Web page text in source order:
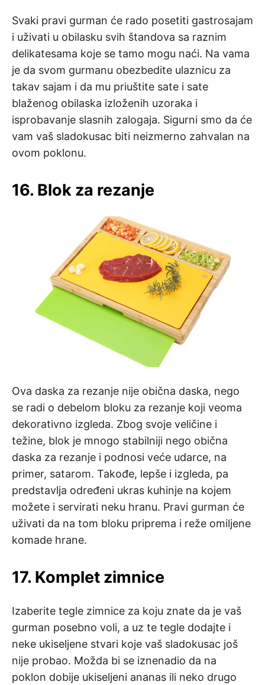
Svaki pravi gurman će rado posetiti gastrosajam
i uživati u obilasku svih štandova sa raznim
delikatesama koje se tamo mogu naći. Na vama
je da svom gurmanu obezbedite ulaznicu za
takav sajam i da mu priuštite sate i sate
blaženog obilaska izloženih uzoraka i
isprobavanje slasnih zalogaja. Sigurni smo da će
vam vaš sladokusac biti neizmerno zahvalan na
ovom poklonu.
16. Blok za rezanje
Ova daska za rezanje nije obična daska, nego
se radi o debelom bloku za rezanje koji veoma
dekorativno izgleda. Zbog svoje veličine i
težine, blok je mnogo stabilniji nego obična
daska za rezanje i podnosi veće udarce, na
primer, satarom. Takođe, lepše i izgleda, pa
predstavlja određeni ukras kuhinje na kojem
možete i servirati neku hranu. Pravi gurman će
uživati da na tom bloku priprema i reže omiljene
komade hrane.
17. Komplet zimnice
Izaberite tegle zimnice za koju znate da je vaš
gurman posebno voli, a uz te tegle dodajte i
neke ukiseljene stvari koje vaš sladokusac još
nije probao. Možda bi se iznenadio da na
poklon dobije ukiseljeni ananas ili neko drugo